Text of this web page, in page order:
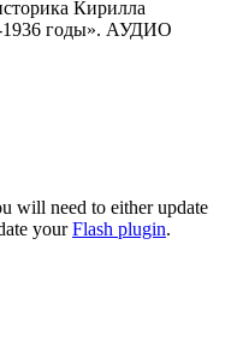
Кирилла
1936 годы». АУДИО
will need to either update
yourFlash plugin.